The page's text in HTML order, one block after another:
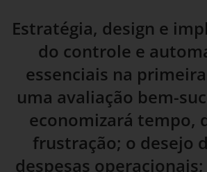
Estratégia, design e
do controle e
essenciais na
uma avaliação bem-
economizará tempo,
frustração; o desejo
despesas